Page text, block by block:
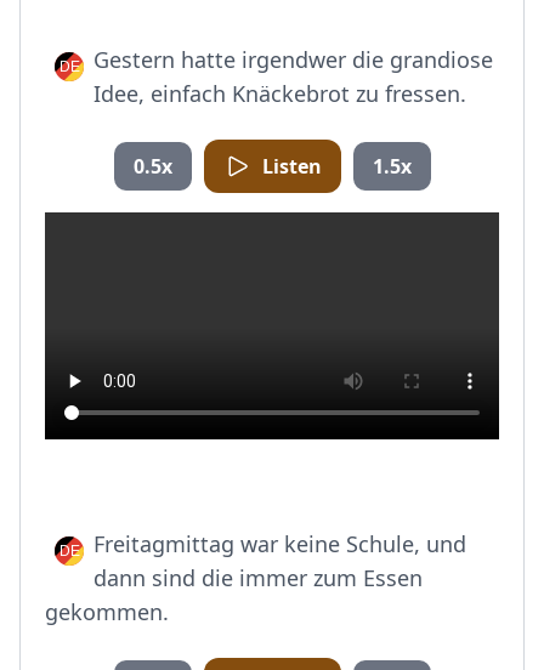
Gestern hatte irgendwer die grandiose
Idee, einfach Knäckebrot zu fressen.
0.5x Listen 1.5x
Freitagmittag war keine Schule, und
dann sind die immer zum Essen
gekommen.